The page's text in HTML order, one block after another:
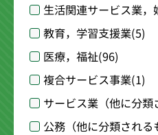
生活関連サービス業，
教育，学習支援業(5)
医療，福祉(96)
複合サービス事業(1)
サービス業（他に分類
公務（他に分類される